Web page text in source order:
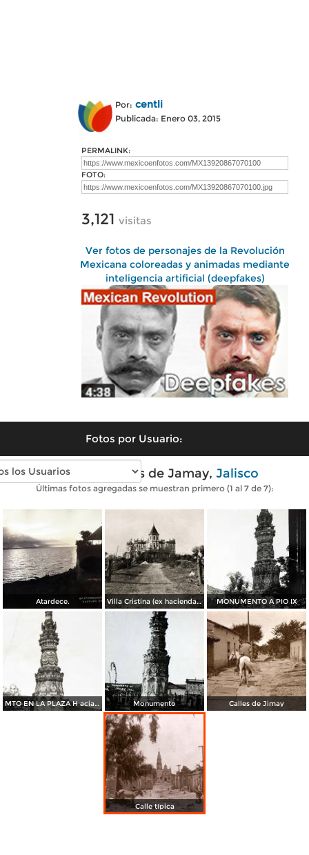
Por: centli
Publicada: Enero 03, 2015
PERMALINK:
FOTO:
3,121 visitas
Ver fotos de personajes de la Revolución
Mexicana coloreadas y animadas mediante
inteligencia artificial (deepfakes)
Fotos por Usuario:
Fotos antiguas de Jamay, Jalisco
Últimas fotos agregadas se muestran primero (1 al 7 de 7):
Atardece. Villa Cristina (ex hacienda de Maltaraña) MONUMENTO A PIO IX
MTO EN LA PLAZA H acia 1945 Monumento Calles de Jimay
Calle típica